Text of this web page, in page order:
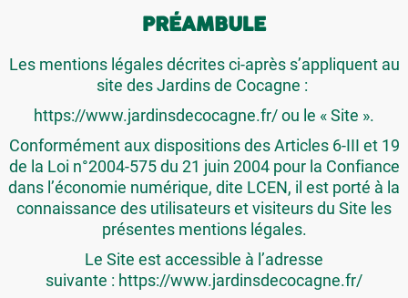
PRÉAMBULE
Les mentions légales décrites ci-après s’appliquent au
site des Jardins de Cocagne :
https://www.jardinsdecocagne.fr/ ou le « Site ».
Conformément aux dispositions des Articles 6-III et 19
de la Loi n°2004-575 du 21 juin 2004 pour la Confiance
dans l’économie numérique, dite LCEN, il est porté à la
connaissance des utilisateurs et visiteurs du Site les
présentes mentions légales.
Le Site est accessible à l’adresse
suivante : https://www.jardinsdecocagne.fr/